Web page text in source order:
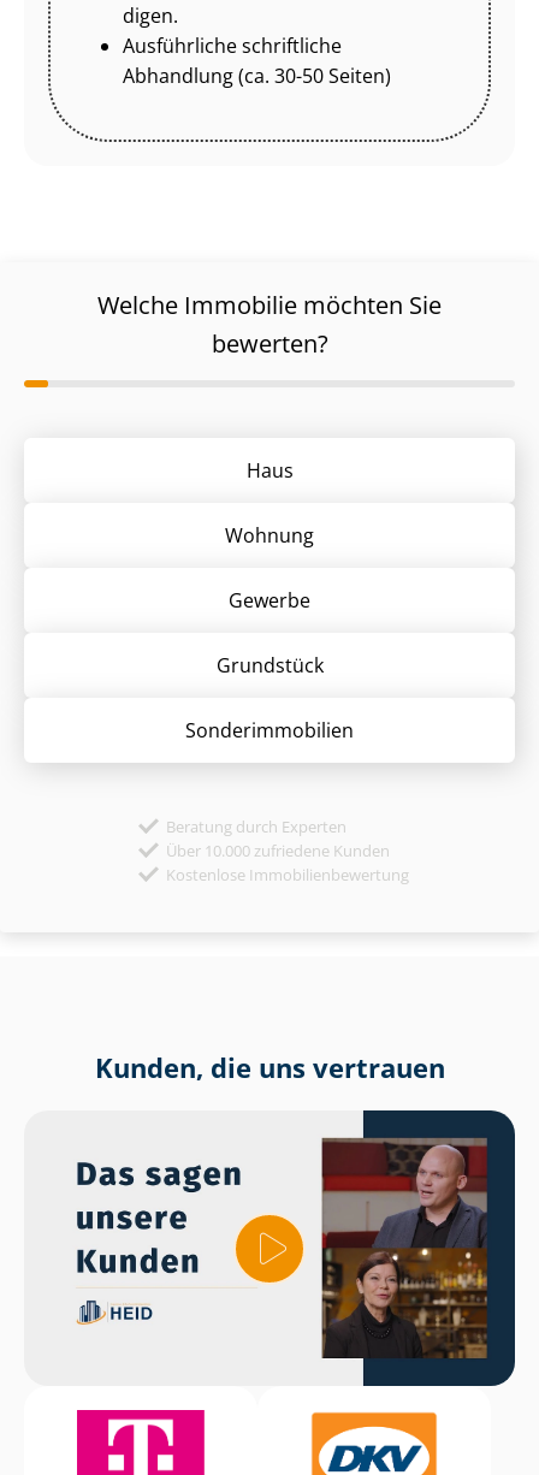
di­gen.
Ausführliche schriftliche
Abhandlung (ca. 30-50 Seiten)
Welche Immobilie möchten Sie
bewerten?
Haus
Wohnung
Gewerbe
Grund­stück
Sonder­immobilien
Beratung durch Experten
Über 10.000 zufriedene Kunden
Kostenlose Immobilienbewertung
Kunden, die uns vertrauen